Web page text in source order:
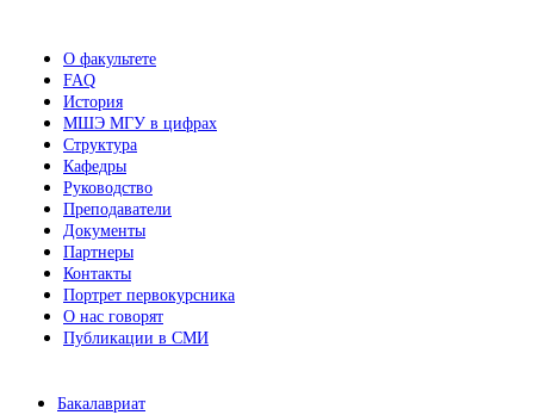
О факультете
FAQ
История
МШЭ МГУ в цифрах
Структура
Кафедры
Руководство
Преподаватели
Документы
Партнеры
Контакты
Портрет первокурсника
О нас говорят
Публикации в СМИ
Бакалавриат